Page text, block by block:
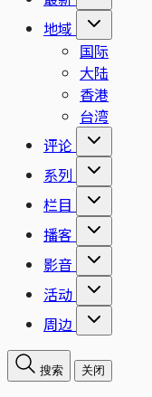
地域
国际
大陆
香港
台湾
评论
系列
栏目
播客
影音
活动
周边
搜索 关闭